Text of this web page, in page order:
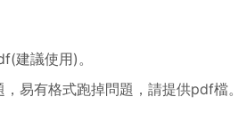
建議使用)。
易有格式跑掉問題，請提供pdf檔。